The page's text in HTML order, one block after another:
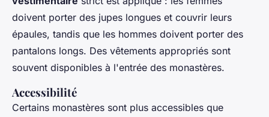
doivent porter des jupes longues et couvrir leurs
épaules, tandis que les hommes doivent porter des
pantalons longs. Des vêtements appropriés sont
souvent disponibles à l'entrée des monastères.
Accessibilité
Certains monastères sont plus accessibles que